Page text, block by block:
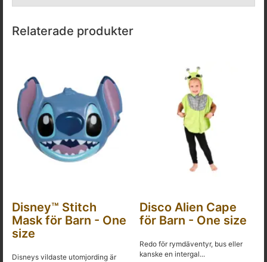
Relaterade produkter
Disney™ Stitch
Mask för Barn - One
size
Disneys vildaste utomjording är
Disco Alien Cape
för Barn - One size
Redo för rymdäventyr, bus eller
kanske en intergal...